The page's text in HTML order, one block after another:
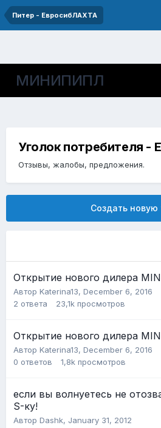
Питер - ЕвросибЛАХТА
МИНИПИПЛ
Уголок потребителя -
Отзывы, жалобы, предложения.
Создать новую
Открытие нового дилера
Автор Katerina13, December 6, 2016
2 ответа 23,1k просмотров
Открытие нового дилера
Автор Katerina13, December 6, 2016
0 ответов 1,8k просмотров
если вы волнуетесь не
S-ку!
Автор Dashk, January 31, 2012